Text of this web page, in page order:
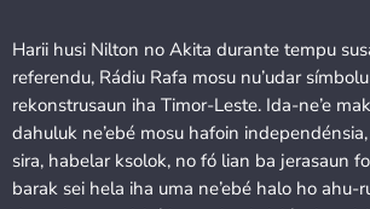
Harii husi Nilton no Akita durante tempu
referendu, Rádiu Rafa mosu nu’udar
rekonstrusaun iha Timor-Leste. Ida-ne’e
dahuluk ne’ebé mosu hafoin
sira, habelar ksolok, no fó lian ba jerasaun
barak sei hela iha uma ne’ebé halo ho ahu-